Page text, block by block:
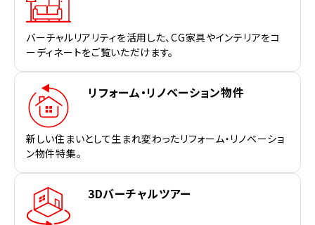
バーチャルリアリティを活用した、CG家具やインテリアをコ
ーディネートをご覧いただけます。
リフォーム・リノベーション物件
新しい住まいとして生まれ変わったリフォーム・リノベーショ
ン物件特集。
3Dバーチャルツアー